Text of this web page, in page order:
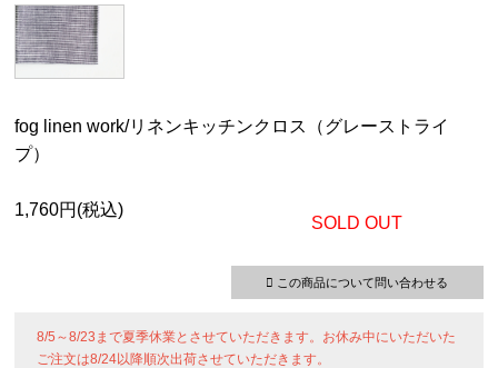
fog linen work/リネンキッチンクロス（グレーストライ
プ）
1,760円(税込)
SOLD OUT
この商品について問い合わせる
8/5～8/23まで夏季休業とさせていただきます。お休み中にいただいた
ご注文は8/24以降順次出荷させていただきます。